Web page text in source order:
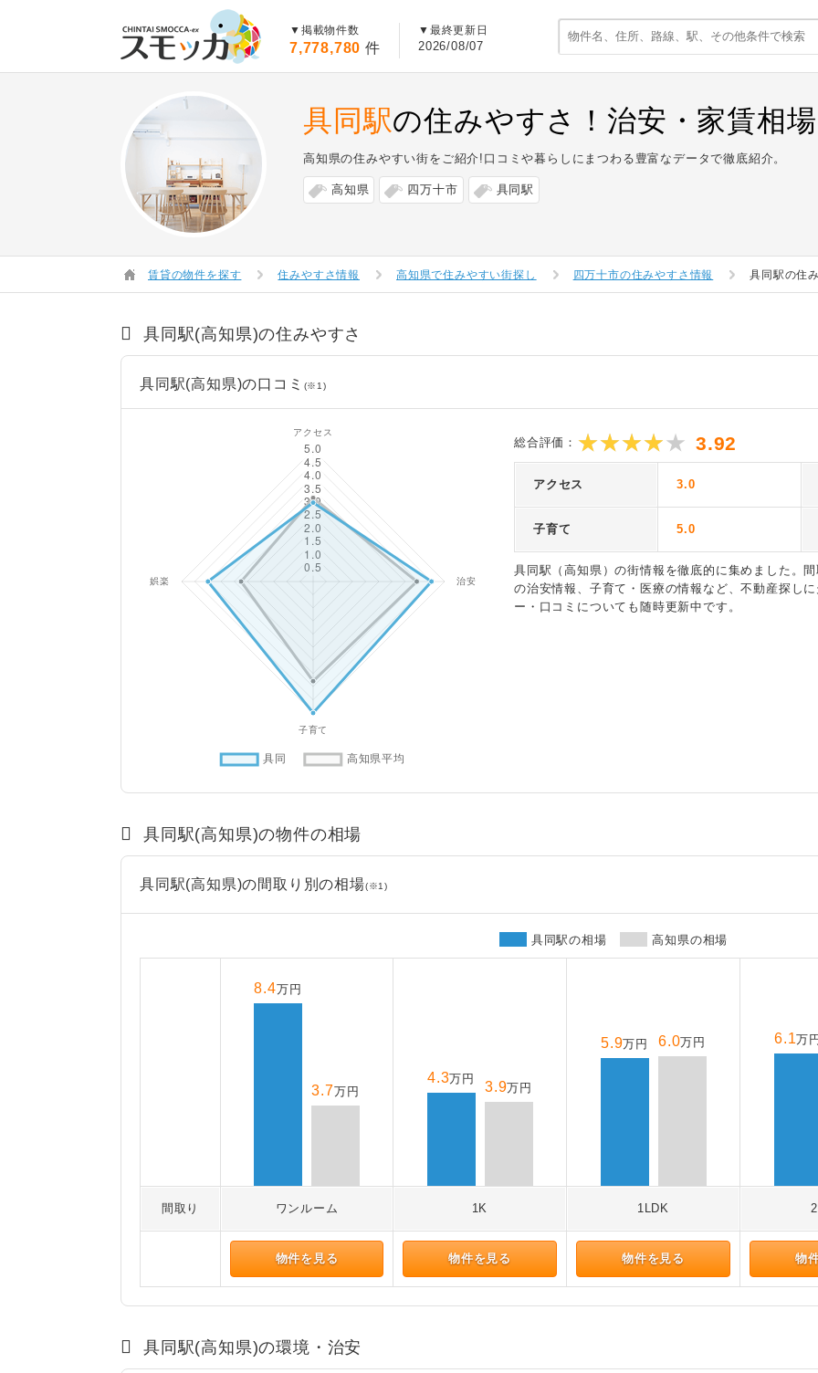
▼掲載物件数
7,778,780 件
▼最終更新日
2026/08/07
具同駅の住みやすさ！治安・家賃相
高知県の住みやすい街をご紹介!口コミや暮らしにまつわる豊富なデータで徹底紹介。
高知県 四万十市 具同駅
賃貸の物件を探す 住みやすさ情報 高知県で住みやすい街探し 四万十市の住みやすさ情報 具同駅の住
具同駅(高知県)の住みやすさ
具同駅(高知県)の口コミ (※1)
総合評価： 3.92
アクセス 3.0
子育て 5.0
具同駅（高知県）の街情報を徹底的に集めました。
の治安情報、子育て・医療の情報など、不動産探し
ー・口コミについても随時更新中です。
具同駅(高知県)の物件の相場
具同駅(高知県)の間取り別の相場(※1)
具同駅の相場 高知県の相場
間取り ワンルーム 1K 1LDK
物件を見る 物件を見る 物件を見る 物
8.4万円
3.7万円
4.3万円
3.9万円
5.9万円 6.0万円 6.1万
具同駅(高知県)の環境・治安